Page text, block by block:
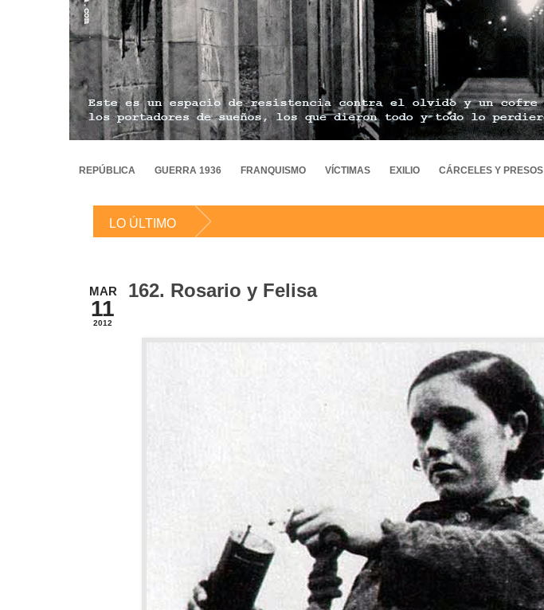
REPÚBLICA GUERRA 1936 FRANQUISMO VÍCTIMAS EXILIO CÁRCELES Y PRESOS
LO ÚLTIMO
MAR
11
2012
162. Rosario y Felisa